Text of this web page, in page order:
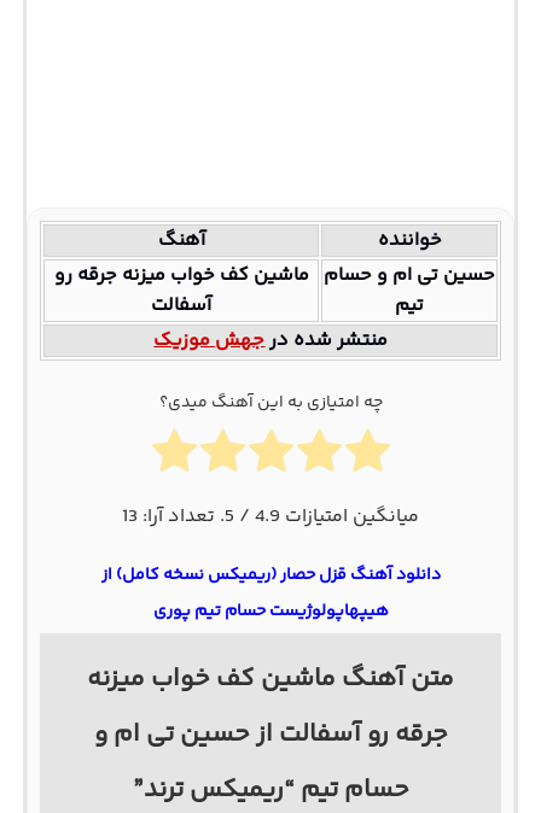
خواننده
آهنگ
حسین تی ام و حسام
تیم
ماشین کف خواب میزنه جرقه رو
آسفالت
منتشر شده درجهش موزیک
چه امتیازی به این آهنگ میدی؟
میانگین امتیازات 4.9 / 5. تعداد آرا: 13
دانلود آهنگ قزل حصار (ریمیکس نسخه کامل) از
هیپهاپولوژیست حسام تیم پوری
متن آهنگ ماشین کف خواب میزنه
جرقه رو آسفالت از حسین تی ام و
حسام تیم “ریمیکس ترند”